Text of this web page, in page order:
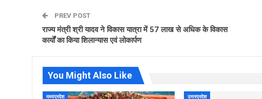
PREV POST
राज्य मंत्री श्री यादव ने विकास यात्रा में 57 लाख से अधिक के विकास
कार्यों का किया शिलान्यास एवं लोकार्पण
You Might Also Like
मध्यप्रदेश उत्तरप्रदेश